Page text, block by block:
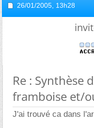
26/01/2005, 13h28
Re : Synthèse
framboise et/
J'ai trouvé ca dans